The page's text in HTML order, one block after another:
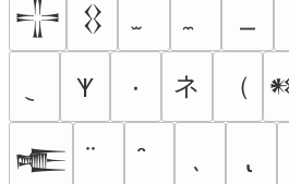
𒋲 𒌐
𐊵 ٠ ネ （
𒍫